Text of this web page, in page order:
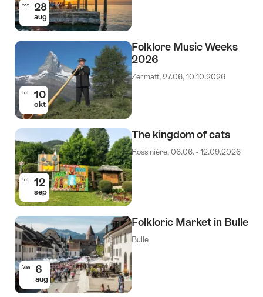
tot 28
aug
tot 10
okt
Folklore Music Weeks
2026
Zermatt, 27.06, 10.10.2026
tot 12
sep
The kingdom of cats
Rossinière, 06.06. - 12.09.2026
Van 6
aug
Folkloric Market in Bulle
Bulle